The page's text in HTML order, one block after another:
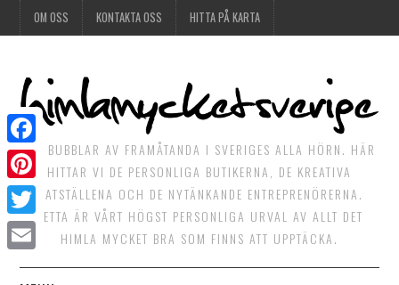
OM OSS KONTAKTA OSS HITTA PÅ KARTA
DET BUBBLAR AV FRAMÅTANDA I SVERIGES ALLA HÖRN. HÄR
HITTAR VI DE PERSONLIGA BUTIKERNA, DE KREATIVA
MATSTÄLLENA OCH DE NYTÄNKANDE ENTREPRENÖRERNA.
DETTA ÄR VÅRT HÖGST PERSONLIGA URVAL AV ALLT DET
HIMLA MYCKET BRA SOM FINNS ATT UPPTÄCKA.
Facebook
Pinterest
Twitter
Email